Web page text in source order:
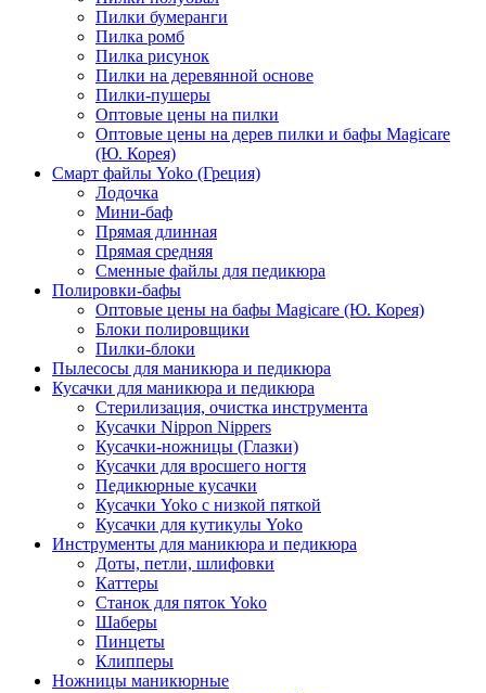
Пилки бумеранги
Пилка ромб
Пилка рисунок
Пилки на деревянной основе
Пилки-пушеры
Оптовые цены на пилки
Оптовые цены на дерев пилки и бафы Magicare
(Ю. Корея)
Смарт файлы Yoko (Греция)
Лодочка
Мини-баф
Прямая длинная
Прямая средняя
Сменные файлы для педикюра
Полировки-бафы
Оптовые цены на бафы Magicare (Ю. Корея)
Блоки полировщики
Пилки-блоки
Пылесосы для маникюра и педикюра
Кусачки для маникюра и педикюра
Стерилизация, очистка инструмента
Кусачки Nippon Nippers
Кусачки-ножницы (Глазки)
Кусачки для вросшего ногтя
Педикюрные кусачки
Кусачки Yoko с низкой пяткой
Кусачки для кутикулы Yoko
Инструменты для маникюра и педикюра
Доты, петли, шлифовки
Каттеры
Станок для пяток Yoko
Шаберы
Пинцеты
Клипперы
Ножницы маникюрные